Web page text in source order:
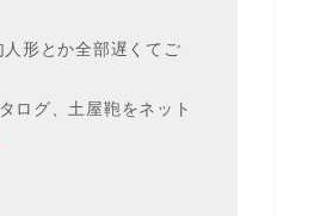
形とか全部遅くてご
ログ、土屋鞄をネット